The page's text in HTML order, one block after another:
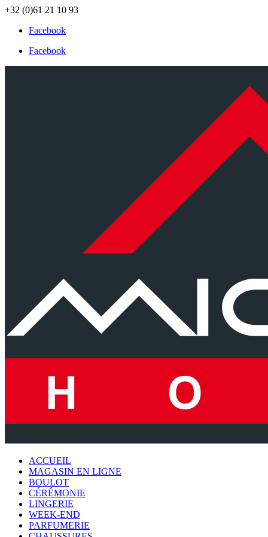
+32 (0)61 21 10 93
Facebook
Facebook
ACCUEIL
MAGASIN EN LIGNE
BOULOT
CÉRÉMONIE
LINGERIE
WEEK-END
PARFUMERIE